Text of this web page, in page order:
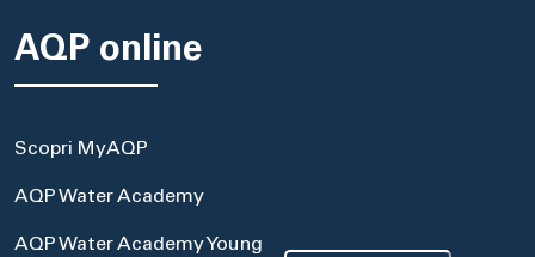
AQP online
Scopri MyAQP
AQP Water Academy
AQP Water Academy Young